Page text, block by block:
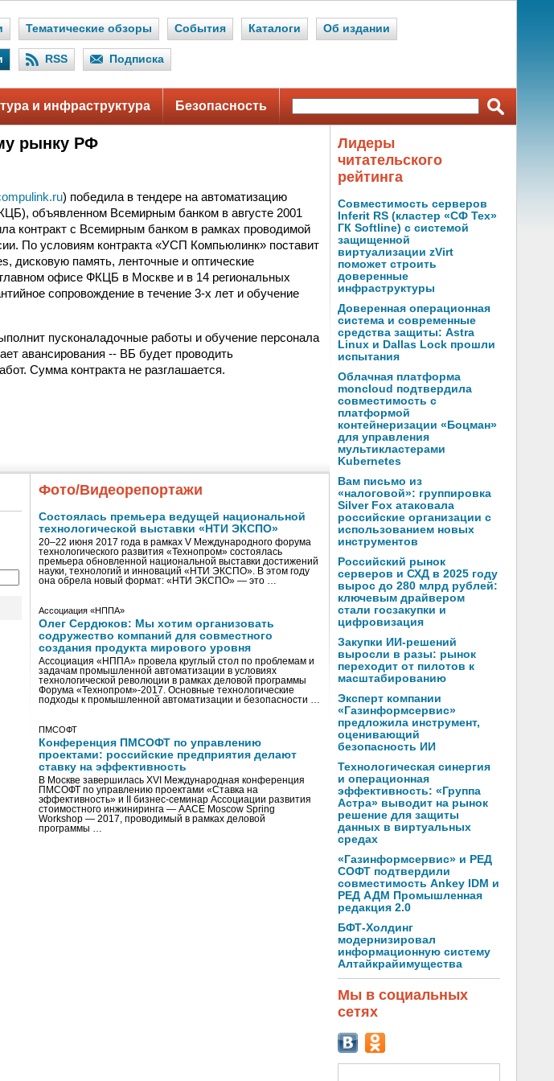
Тематические обзоры События Каталоги Об издании
RSS Подписка
и инфраструктура Безопасность
рынку РФ
) победила в тендере на автоматизацию
объявленном Всемирным банком в августе 2001
контракт с Всемирным банком в рамках проводимой
По условиям контракта «УСП Компьюлинк» поставит
дисковую память, ленточные и оптические
офисе ФКЦБ в Москве и в 14 региональных
сопровождение в течение 3-х лет и обучение
пусконаладочные работы и обучение персонала
авансирования -- ВБ будет проводить
Сумма контракта не разглашается.
Фото/Видеорепортажи
Состоялась премьера ведущей национальной
технологической выставки «НТИ ЭКСПО»
20–22 июня 2017 года в рамках V Международного форума
технологического развития «Технопром» состоялась
премьера обновленной национальной выставки достижений
науки, технологий и инноваций «НТИ ЭКСПО». В этом году
она обрела новый формат: «НТИ ЭКСПО» — это …
Ассоциация «НППА»
Олег Сердюков: Мы хотим организовать
содружество компаний для совместного
создания продукта мирового уровня
Ассоциация «НППА» провела круглый стол по проблемам и
задачам промышленной автоматизации в условиях
технологической революции в рамках деловой программы
Форума «Технопром»-2017. Основные технологические
подходы к промышленной автоматизации и безопасности …
ПМСОФТ
Конференция ПМСОФТ по управлению
проектами: российские предприятия делают
ставку на эффективность
В Москве завершилась XVI Международная конференция
ПМСОФТ по управлению проектами «Ставка на
эффективность» и II бизнес-семинар Ассоциации развития
стоимостного инжиниринга — AACE Moscow Spring
Workshop — 2017, проводимый в рамках деловой
программы …
Лидеры
читательского
рейтинга
Совместимость серверов
Inferit RS (кластер «СФ Тех»
ГК Softline) с системой
защищенной
виртуализации zVirt
поможет строить
доверенные
инфраструктуры
Доверенная операционная
система и современные
средства защиты: Astra
Linux и Dallas Lock прошли
испытания
Облачная платформа
moncloud подтвердила
совместимость с
платформой
контейнеризации «Боцман»
для управления
мультикластерами
Kubernetes
Вам письмо из
«налоговой»: группировка
Silver Fox атаковала
российские организации с
использованием новых
инструментов
Российский рынок
серверов и СХД в 2025 году
вырос до 280 млрд рублей:
ключевым драйвером
стали госзакупки и
цифровизация
Закупки ИИ-решений
выросли в разы: рынок
переходит от пилотов к
масштабированию
Эксперт компании
«Газинформсервис»
предложила инструмент,
оценивающий
безопасность ИИ
Технологическая синергия
и операционная
эффективность: «Группа
Астра» выводит на рынок
решение для защиты
данных в виртуальных
средах
«Газинформсервис» и РЕД
СОФТ подтвердили
совместимость Ankey IDM и
РЕД АДМ Промышленная
редакция 2.0
БФТ-Холдинг
модернизировал
информационную систему
Алтайкрайимущества
Мы в социальных
сетях